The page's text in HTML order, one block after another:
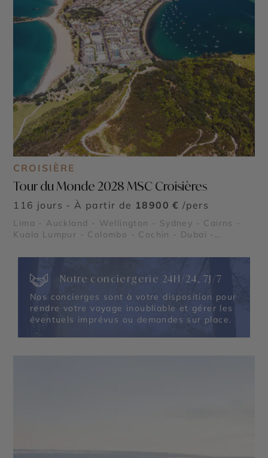
CROISIÈRE
Tour du Monde 2028 MSC Croisières
116 jours - À partir de 18900 € /pers
Lima - Auckland - Wellington - Sydney - Cairns -
Kuala Lumpur - Colombo - Cochin - Dubaï -
Barcelone
Notre conciergerie 24H/24, 7J/7
Nos concierges sont à votre disposition pour
rendre votre voyage inoubliable et gérer les
éventuels imprévus ou demandes sur place.